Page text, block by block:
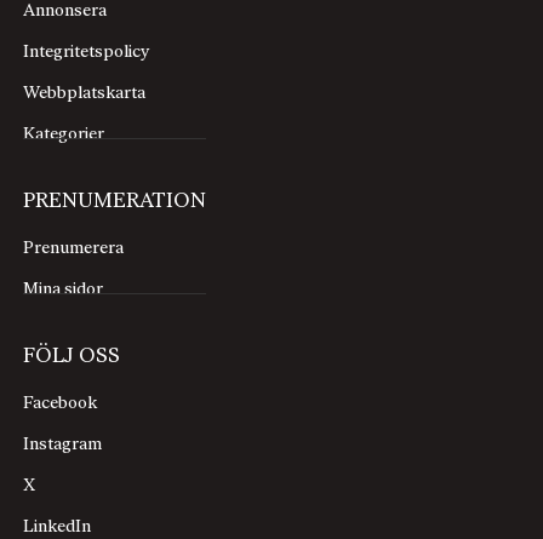
Annonsera
Integritetspolicy
Webbplatskarta
Kategorier
PRENUMERATION
Prenumerera
Mina sidor
FÖLJ OSS
Facebook
Instagram
X
LinkedIn